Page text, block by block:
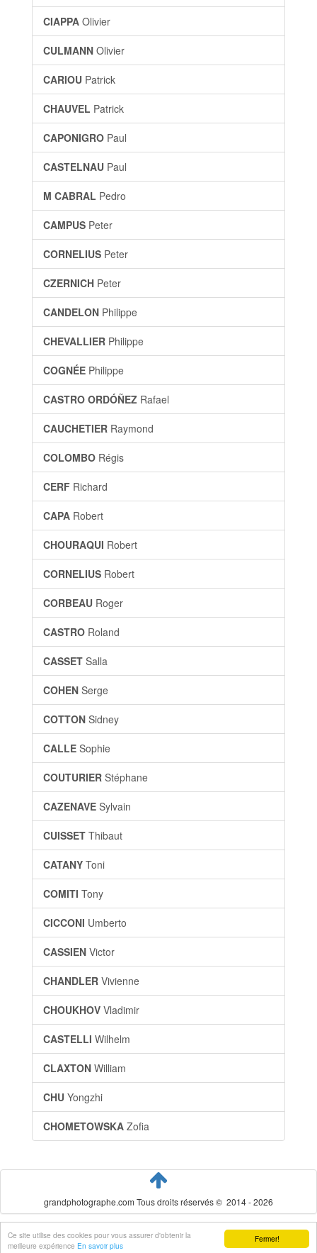
Fermer!
Ce site utilise des cookies pour vous assurer d'obtenir la
meilleure expérience En savoir plus
CIAPPA Olivier
CULMANN Olivier
CARIOU Patrick
CHAUVEL Patrick
CAPONIGRO Paul
CASTELNAU Paul
M CABRAL Pedro
CAMPUS Peter
CORNELIUS Peter
CZERNICH Peter
CANDELON Philippe
CHEVALLIER Philippe
COGNÉE Philippe
CASTRO ORDÓÑEZ Rafael
CAUCHETIER Raymond
COLOMBO Régis
CERF Richard
CAPA Robert
CHOURAQUI Robert
CORNELIUS Robert
CORBEAU Roger
CASTRO Roland
CASSET Salla
COHEN Serge
COTTON Sidney
CALLE Sophie
COUTURIER Stéphane
CAZENAVE Sylvain
CUISSET Thibaut
CATANY Toni
COMITI Tony
CICCONI Umberto
CASSIEN Victor
CHANDLER Vivienne
CHOUKHOV Vladimir
CASTELLI Wilhelm
CLAXTON William
CHU Yongzhi
CHOMETOWSKA Zofia
grandphotographe.com Tous droits réservés © 2014 - 2026